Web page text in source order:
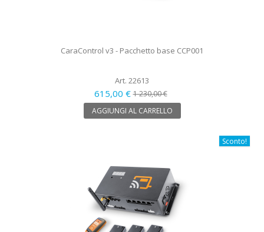
CaraControl v3 - Pacchetto base CCP001
Art. 22613
615,00 €1 230,00 €
AGGIUNGI AL CARRELLO
Sconto!